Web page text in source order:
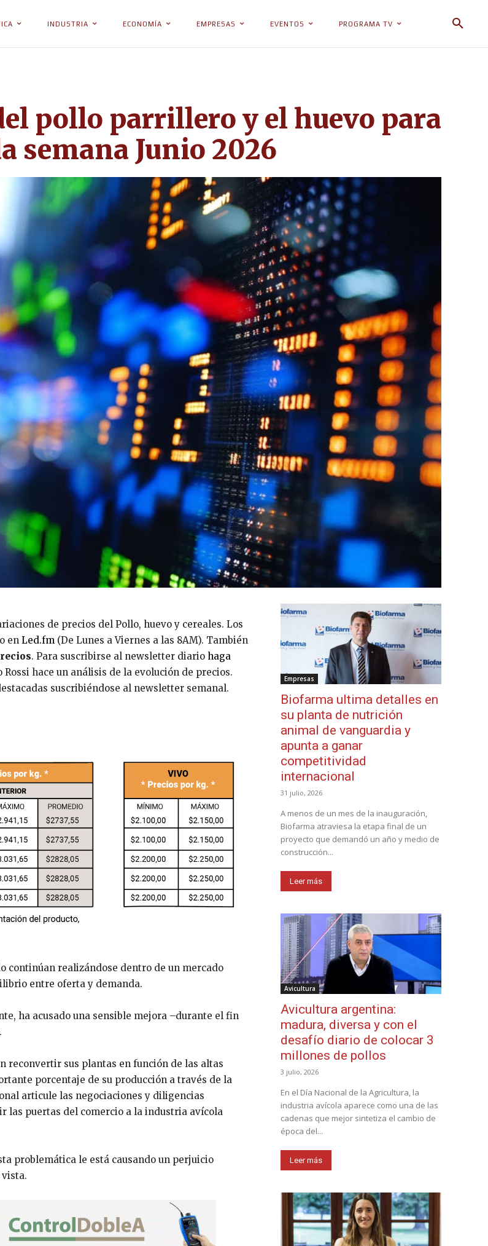
INDUSTRIA ECONOMÍA EMPRESAS EVENTOS PROGRAMA TV
pollo parrillero y el huevo para
semana Junio 2026
de precios del Pollo, huevo y cereales. Los
en Led.fm (De Lunes a Viernes a las 8AM). También
. Para suscribirse al newsletter diario haga
hace un análisis de la evolución de precios.
suscribiéndose al newsletter semanal.
continúan realizándose dentro de un mercado
entre oferta y demanda.
ha acusado una sensible mejora –durante el fin
reconvertir sus plantas en función de las altas
porcentaje de su producción a través de la
articule las negociaciones y diligencias
las puertas del comercio a la industria avícola
problemática le está causando un perjuicio
vista.
Empresas
Biofarma ultima detalles en
su planta de nutrición
animal de vanguardia y
apunta a ganar
competitividad
internacional
31 julio, 2026
A menos de un mes de la inauguración,
Biofarma atraviesa la etapa final de un
proyecto que demandó un año y medio de
construcción...
Leer más
Avicultura
Avicultura argentina:
madura, diversa y con el
desafío diario de colocar 3
millones de pollos
3 julio, 2026
En el Día Nacional de la Agricultura, la
industria avícola aparece como una de las
cadenas que mejor sintetiza el cambio de
época del...
Leer más